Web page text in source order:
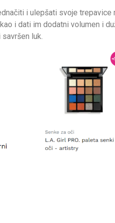
i ulepšati svoje trepavice
i dati im dodatni volumen i
luk.